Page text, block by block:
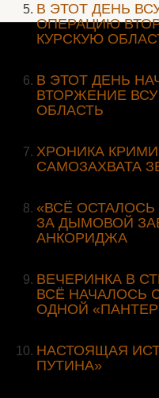
В ЭТОТ ДЕНЬ
ОПЕРАЦИЮ
КУРСКУЮ
В ЭТОТ ДЕНЬ
ВТОРЖЕНИЕ
ОБЛАСТЬ
ХРОНИКА
САМОЗАХВАТА
«ВСЁ
ЗА ДЫМОВОЙ
АНКОРИДЖА
ВЕЧЕРИНКА В
ВСЁ НАЧАЛОСЬ
ОДНОЙ
НАСТОЯЩАЯ
ПУТИНА»